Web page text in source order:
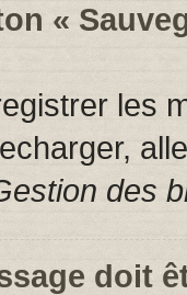
«
les
des
doit